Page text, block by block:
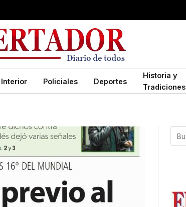
Interior Policiales Deportes
Historia y
Tradiciones